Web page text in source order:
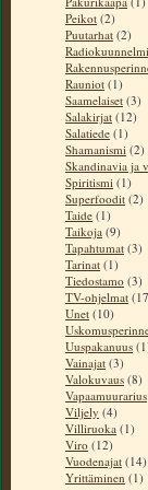
Peikot (2)
Puutarhat (2)
Rauniot (1)
Saamelaiset (3)
Salakirjat (12)
Salatiede (1)
Shamanismi (2)
Skandinavia ja
Spiritismi (1)
Superfoodit (2)
Taide (1)
Taikoja (9)
Tapahtumat (3)
Tarinat (1)
Tiedostamo (3)
TV-ohjelmat
Unet (10)
Uuspakanuus
Vainajat (3)
Valokuvaus (8)
Vapaamuurarius
Viljely (4)
Villiruoka (1)
Viro (12)
Vuodenajat (14)
Yrittäminen (1)